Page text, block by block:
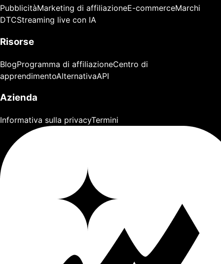
PubblicitàMarketing di affiliazioneE-commerceMarchi
DTCStreaming live con IA
Risorse
BlogProgramma di affiliazioneCentro di
apprendimentoAlternativaAPI
Azienda
Informativa sulla privacyTermini